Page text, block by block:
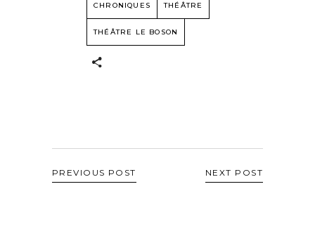
CHRONIQUES THÉÂTRE
THÉÂTRE LE BOSON
PREVIOUS POST NEXT POST